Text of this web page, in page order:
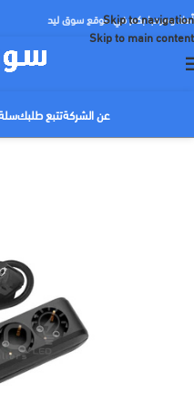
Skip to navigation
Skip to main content
أهلا ومرحبا بكم في موقع سوق ليد
عن الشركةتتبع طلبك